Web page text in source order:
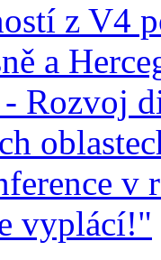
z V4
a
Rozvoj
v
vyplácí!"